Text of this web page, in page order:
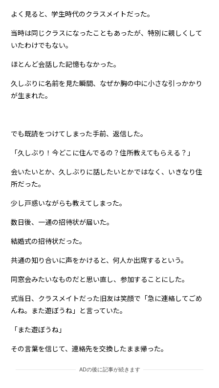
よく見ると、学生時代のクラスメイトだった。
当時は同じクラスになったこともあったが、特別に親しくして
いたわけでもない。
ほとんど会話した記憶もなかった。
久しぶりに名前を見た瞬間、なぜか胸の中に小さな引っかかり
が生まれた。
でも既読をつけてしまった手前、返信した。
「久しぶり！今どこに住んでるの？住所教えてもらえる？」
会いたいとか、久しぶりに話したいとかではなく、いきなり住
所だった。
少し戸惑いながらも教えてしまった。
数日後、一通の招待状が届いた。
結婚式の招待状だった。
共通の知り合いに声をかけると、何人か出席するという。
同窓会みたいなものだと思い直し、参加することにした。
式当日、クラスメイトだった旧友は笑顔で「急に連絡してごめ
んね。また遊ぼうね」と言っていた。
「また遊ぼうね」
その言葉を信じて、連絡先を交換したまま帰った。
ADの後に記事が続きます